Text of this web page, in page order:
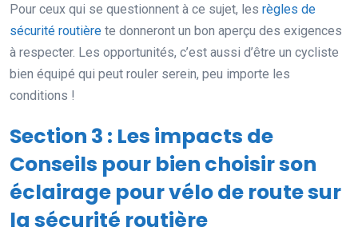
Pour ceux qui se questionnent à ce sujet, les règles de
sécurité routière te donneront un bon aperçu des exigences
à respecter. Les opportunités, c’est aussi d’être un cycliste
bien équipé qui peut rouler serein, peu importe les
conditions !
Section 3 : Les impacts de
Conseils pour bien choisir son
éclairage pour vélo de route sur
la sécurité routière